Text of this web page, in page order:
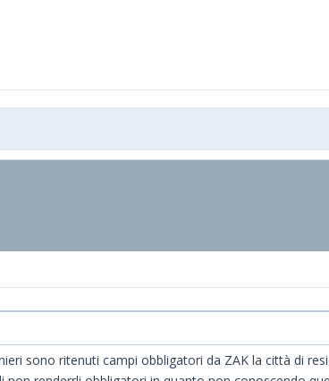
sono ritenuti campi obbligatori da ZAK la città di